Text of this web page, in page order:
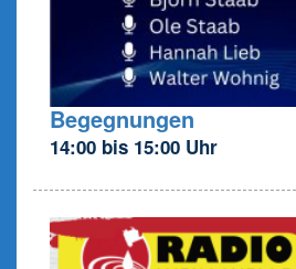
Begegnungen
14:00 bis 15:00 Uhr